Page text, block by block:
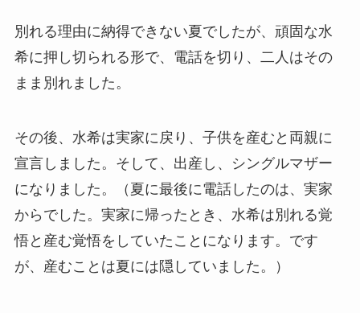
別れる理由に納得できない夏でしたが、頑固な水
希に押し切られる形で、電話を切り、二人はその
まま別れました。
その後、水希は実家に戻り、子供を産むと両親に
宣言しました。そして、出産し、シングルマザー
になりました。（夏に最後に電話したのは、実家
からでした。実家に帰ったとき、水希は別れる覚
悟と産む覚悟をしていたことになります。です
が、産むことは夏には隠していました。）